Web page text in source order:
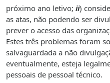
próximo ano letivo; ii)
as atas, não podendo ser
prever o acesso das
Estes três problemas foram
salvaguardada a não
eventualmente, esteja
pessoais de pessoal técnico.